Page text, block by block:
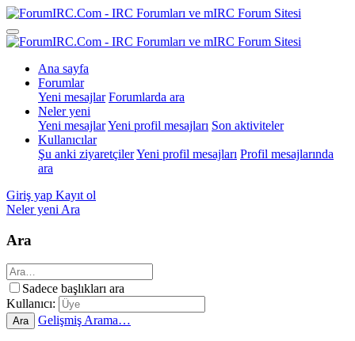
Ana sayfa
Forumlar
Yeni mesajlar Forumlarda ara
Neler yeni
Yeni mesajlarYeni profil mesajları Son aktiviteler
Kullanıcılar
Şu anki ziyaretçilerYeni profil mesajları Profil mesajlarında
ara
Giriş yap Kayıt ol
Neler yeni Ara
Ara
Sadece başlıkları ara
Kullanıcı:
Ara Gelişmiş Arama…